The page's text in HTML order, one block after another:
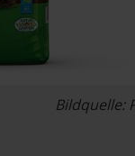
Bildquelle: